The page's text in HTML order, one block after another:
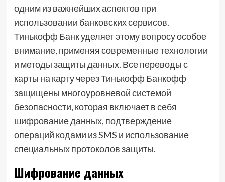
одним из важнейших аспектов при
использовании банковских сервисов.
Тинькофф Банк уделяет этому вопросу особое
внимание, применяя современные технологии
и методы защиты данных. Все переводы с
карты на карту через Тинькофф Банкофф
защищены многоуровневой системой
безопасности, которая включает в себя
шифрование данных, подтверждение
операций кодами из SMS и использование
специальных протоколов защиты.
Шифрование данных